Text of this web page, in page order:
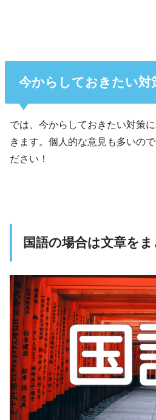
今からしておきたい
では、今からしておきたい対策
きます。個人的な意見も多いの
ださい！
国語の場合は文章を